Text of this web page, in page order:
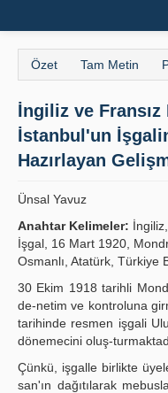
Hakkında
Dergi Kurulları
Yayın Politikaları
Kılavuzlar
İletişim
Özet Tam Metin
İngiliz ve
İstanbul'un
Hazırlayan
Ünsal Yavuz
Anahtar Kelimeler:
İşgal, 16 Mart 1920,
Osmanlı, Atatürk, Türkiye
30 Ekim 1918 tarihli
de-netim ve kontroluna
tarihinde resmen işgali
dönemecini oluş-
Çünkü, işgalle birlikte
san'ın dağıtılarak